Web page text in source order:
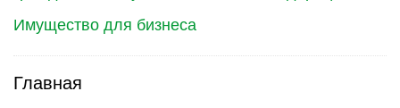
Имущество для бизнеса
Главная